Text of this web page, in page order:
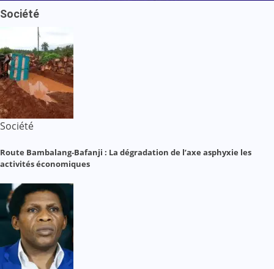
Société
Société
Route Bambalang-Bafanji : La dégradation de l’axe asphyxie les
activités économiques